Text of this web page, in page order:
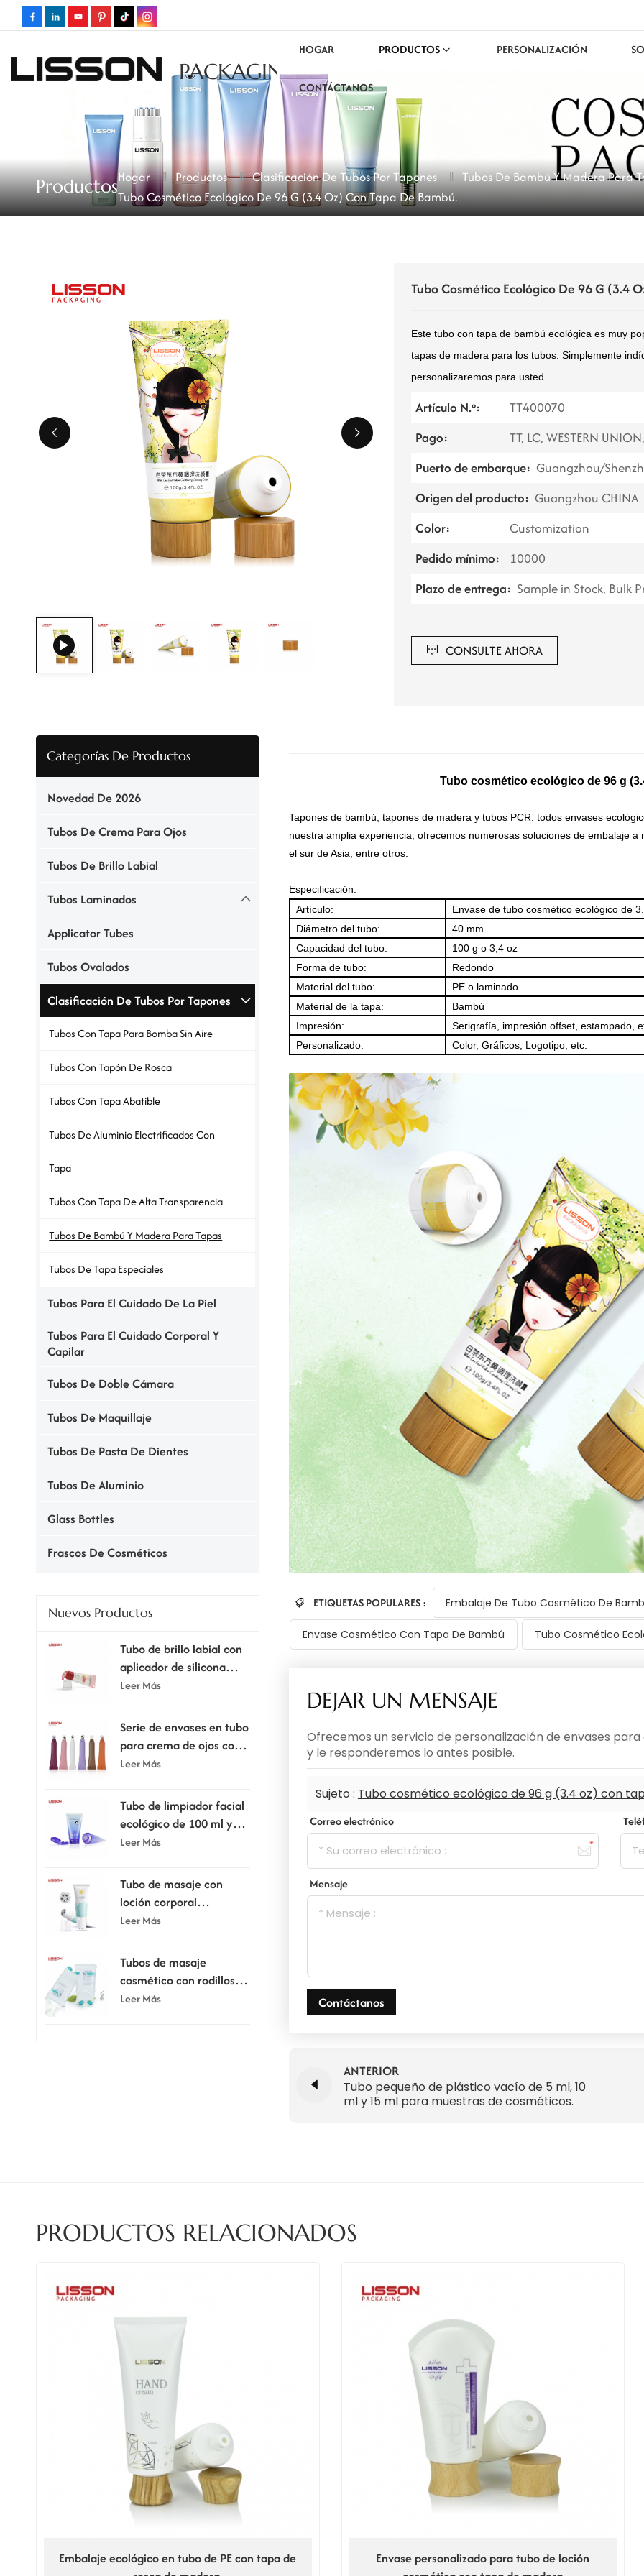
PACKAGING
HOGAR PRODUCTOS PERSONALIZACIÓN
CONTÁCTANOS
ProductosHogar Productos Clasificación De Tubos Por Tapones
Tubos De Bambú Y Madera Para
Tubo Cosmético Ecológico De 96 G (3.4 Oz) Con Tapa De Bambú.
Tubo Cosmético Ecológico De 96 G (3.4
Este tubo con tapa de bambú ecológica es muy
tapas de madera para los tubos. Simplemente
personalizaremos para usted.
Artículo N.º:
TT400070
Pago:
TT, LC, WESTERN
Puerto de embarque: Guangzhou/
Origen del producto: Guangzhou CHINA
Color:
Customization
Pedido mínimo:
10000
Plazo de entrega: Sample in Stock, Bulk
CONSULTE AHORA
Categorías De Productos
Novedad De 2026
Tubos De Crema Para Ojos
Tubos De Brillo Labial
Tubos Laminados
Applicator Tubes
Tubos Ovalados
Clasificación De Tubos Por Tapones
Tubos Con Tapa Para Bomba Sin Aire
Tubos Con Tapón De Rosca
Tubos Con Tapa Abatible
Tubos De Aluminio Electrificados Con
Tapa
Tubos Con Tapa De Alta Transparencia
Tubos De Bambú Y Madera Para Tapas
Tubos De Tapa Especiales
Tubos Para El Cuidado De La Piel
Tubos Para El Cuidado Corporal Y
Capilar
Tubos De Doble Cámara
Tubos De Maquillaje
Tubos De Pasta De Dientes
Tubos De Aluminio
Glass Bottles
Frascos De Cosméticos
Nuevos Productos
Tubo de brillo labial con
aplicador de silicona
supersuave.
Leer Más
Serie de envases en tubo
para crema de ojos con
cabezal aplicador
Leer Más
Tubo de limpiador facial
ecológico de 100 ml y
120 ml con tapa
Leer Más
Tubo de masaje con
loción corporal
raspadora de 80 ml y
Leer Más
Tubos de masaje
cosmético con rodillos
dobles de silicona de 150
Leer Más
Tubo cosmético ecológico de 96 g
Tapones de bambú, tapones de madera y tubos PCR: todos envases
nuestra amplia experiencia, ofrecemos numerosas soluciones de embalaje
el sur de Asia, entre otros.
Especificación:
Artículo:
Envase de tubo cosmético ecológico de
Diámetro del tubo:
40 mm
Capacidad del tubo:
100 g o 3,4 oz
Forma de tubo:
Redondo
Material del tubo:
PE o laminado
Material de la tapa:
Bambú
Impresión:
Serigrafía, impresión offset, estampado,
Personalizado:
Color, Gráficos, Logotipo, etc.
ETIQUETAS POPULARES : Embalaje De Tubo Cosmético De
Envase Cosmético Con Tapa De Bambú Tubo Cosmético
DEJAR UN MENSAJE
Ofrecemos un servicio de personalización de envases
y le responderemos lo antes posible.
Sujeto : Tubo cosmético ecológico de 96 g (3.4 oz) con
Correo electrónico
Mensaje
Contáctanos
ANTERIOR
Tubo pequeño de plástico vacío de 5 ml, 10
ml y 15 ml para muestras de cosméticos.
PRODUCTOS RELACIONADOS
Embalaje ecológico en tubo de PE con tapa de
Envase personalizado para tubo de loción